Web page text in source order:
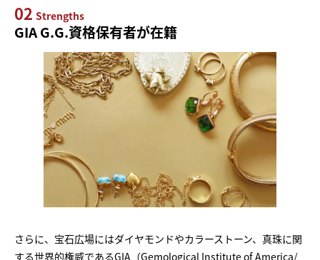
02 Strengths
GIA G.G.資格保有者が在籍
さらに、宝石広場にはダイヤモンドやカラーストーン、真珠に関
する世界的権威であるGIA（Gemological Institute of America/